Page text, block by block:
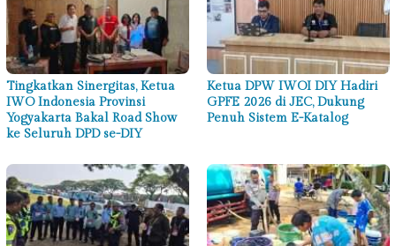
Tingkatkan Sinergitas, Ketua
IWO Indonesia Provinsi
Yogyakarta Bakal Road Show
ke Seluruh DPD se-DIY
Ketua DPW IWOI DIY Hadiri
GPFE 2026 di JEC, Dukung
Penuh Sistem E-Katalog